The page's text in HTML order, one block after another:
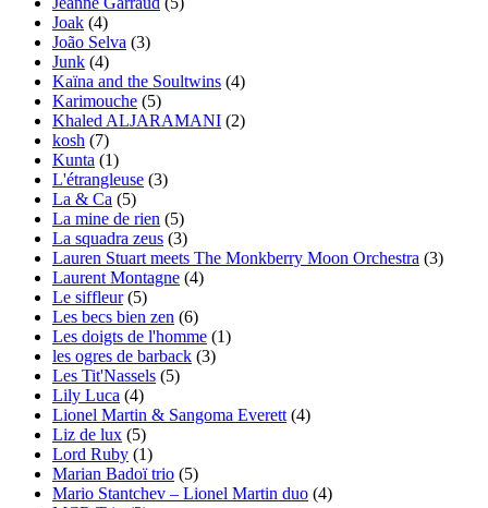
Joak (4)
João Selva (3)
Junk (4)
Kaïna and the Soultwins (4)
Karimouche (5)
Khaled ALJARAMANI (2)
kosh (7)
Kunta (1)
L'étrangleuse (3)
La & Ca (5)
La mine de rien (5)
La squadra zeus (3)
Lauren Stuart meets The Monkberry Moon Orchestra (3)
Laurent Montagne (4)
Le siffleur(5)
Les becs bien zen (6)
Les doigts de l'homme (1)
les ogres de barback (3)
Les Tit'Nassels (5)
Lily Luca (4)
Lionel Martin & Sangoma Everett (4)
Liz de lux (5)
Lord Ruby (1)
Marian Badoï trio (5)
Mario Stantchev – Lionel Martin duo (4)